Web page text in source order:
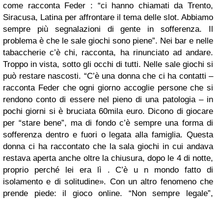
come racconta Feder : “ci hanno chiamati da Trento,
Siracusa, Latina per affrontare il tema delle slot. Abbiamo
sempre più segnalazioni di gente in sofferenza. Il
problema è che le sale giochi sono piene”. Nei bar e nelle
tabaccherie c’è chi, racconta, ha rinunciato ad andare.
Troppo in vista, sotto gli occhi di tutti. Nelle sale giochi si
può restare nascosti. “C’è una donna che ci ha contatti –
racconta Feder che ogni giorno accoglie persone che si
rendono conto di essere nel pieno di una patologia – in
pochi giorni si è bruciata 60mila euro. Dicono di giocare
per “stare bene”, ma di fondo c’è sempre una forma di
sofferenza dentro e fuori o legata alla famiglia. Questa
donna ci ha raccontato che la sala giochi in cui andava
restava aperta anche oltre la chiusura, dopo le 4 di notte,
proprio perché lei era lì . C’è u n mondo fatto di
isolamento e di solitudine». Con un altro fenomeno che
prende piede: il gioco online. “Non sempre legale”,